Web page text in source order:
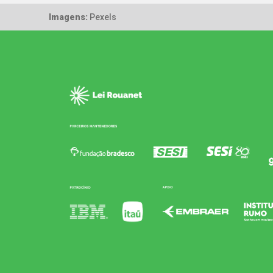
Imagens: Pexels